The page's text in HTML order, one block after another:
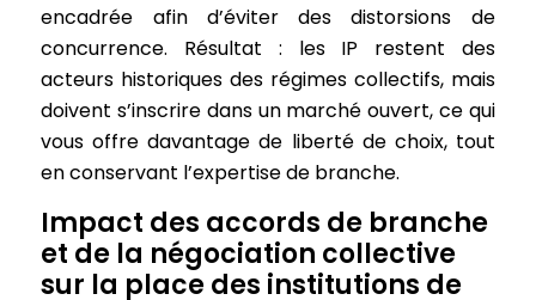
encadrée afin d’éviter des distorsions de
concurrence. Résultat : les IP restent des
acteurs historiques des régimes collectifs, mais
doivent s’inscrire dans un marché ouvert, ce qui
vous offre davantage de liberté de choix, tout
en conservant l’expertise de branche.
Impact des accords de branche
et de la négociation collective
sur la place des institutions de